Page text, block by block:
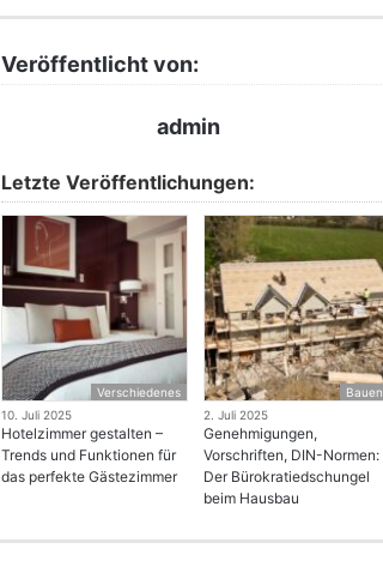
Veröffentlicht von:
admin
Letzte Veröffentlichungen:
Verschiedenes
10. Juli 2025
Hotelzimmer gestalten –
Trends und Funktionen für
das perfekte Gästezimmer
Bauen
2. Juli 2025
Genehmigungen,
Vorschriften, DIN-Normen:
Der Bürokratiedschungel
beim Hausbau